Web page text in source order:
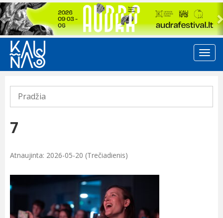
Previous
Pradžia
7
Atnaujinta: 2026-05-20 (Trečiadienis)